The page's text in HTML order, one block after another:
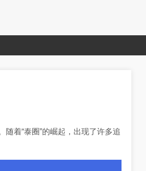
着“泰圈”的崛起，出现了许多追